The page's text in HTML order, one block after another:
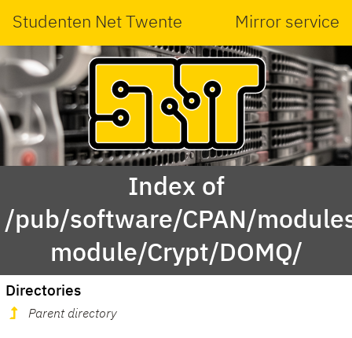
Studenten Net Twente Mirror service
Index of
/pub/software/CPAN/
module/Crypt/DOMQ/
Directories
Parent directory